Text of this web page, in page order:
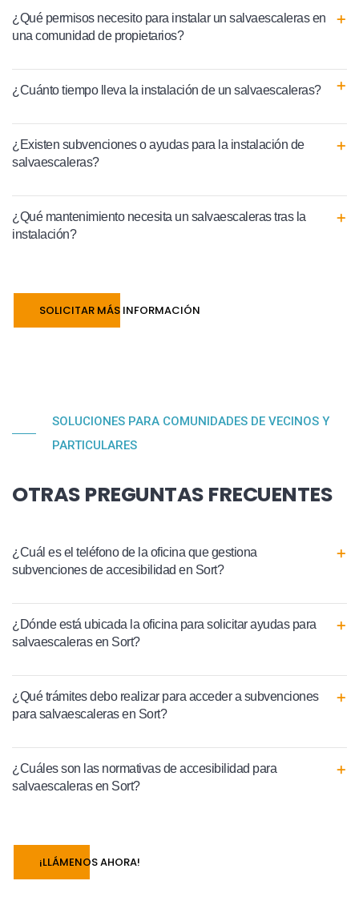
¿Qué permisos necesito para instalar un salvaescaleras en
una comunidad de propietarios?
¿Cuánto tiempo lleva la instalación de un salvaescaleras?
¿Existen subvenciones o ayudas para la instalación de
salvaescaleras?
¿Qué mantenimiento necesita un salvaescaleras tras la
instalación?
SOLICITAR MÁS INFORMACIÓN
SOLUCIONES PARA COMUNIDADES DE VECINOS Y
PARTICULARES
OTRAS PREGUNTAS FRECUENTES
¿Cuál es el teléfono de la oficina que gestiona
subvenciones de accesibilidad en Sort?
¿Dónde está ubicada la oficina para solicitar ayudas para
salvaescaleras en Sort?
¿Qué trámites debo realizar para acceder a subvenciones
para salvaescaleras en Sort?
¿Cuáles son las normativas de accesibilidad para
salvaescaleras en Sort?
¡LLÁMENOS AHORA!